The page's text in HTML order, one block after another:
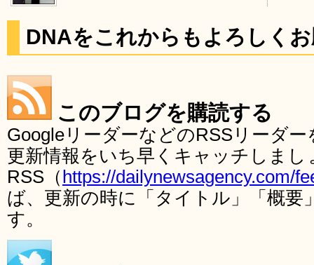
DNAをこれからもよろしく
このブログを購読する
GoogleリーダーなどのRSSリーダ
更新情報をいち早くキャッチしま
RSS（ https://dailynewsagency.com/
ば、更新の時に「タイトル」「概要
す。